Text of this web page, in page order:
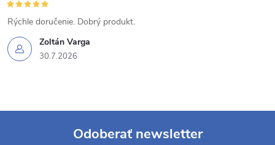
i
s
Zoltán Varga
30.7.2026
Rýchle doručenie. Dobrý produkt.
Odoberať newsletter